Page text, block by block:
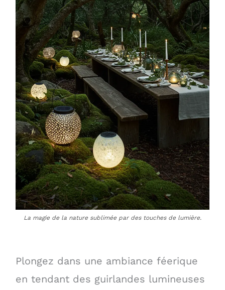
La magie de la nature sublimée par des touches de lumière.
Plongez dans une ambiance féerique
en tendant des guirlandes lumineuses